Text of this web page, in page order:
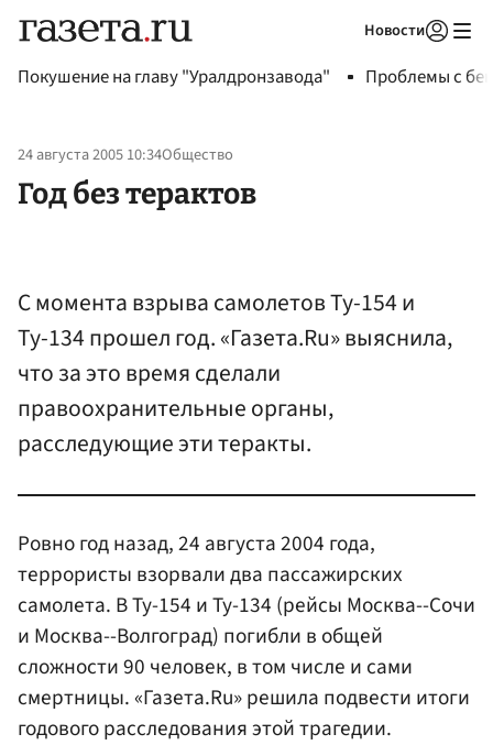
Новости
Покушение на главу "Уралдронзавода" Проблемы с
24 августа 2005 10:34Общество
Год без терактов
С момента взрыва самолетов Ту-154 и
Ту-134 прошел год. «Газета.Ru» выяснила,
что за это время сделали
правоохранительные органы,
расследующие эти теракты.
Ровно год назад, 24 августа 2004 года,
террористы взорвали два пассажирских
самолета. В Ту-154 и Ту-134 (рейсы Москва--Сочи
и Москва--Волгоград) погибли в общей
сложности 90 человек, в том числе и сами
смертницы. «Газета.Ru» решила подвести итоги
годового расследования этой трагедии.